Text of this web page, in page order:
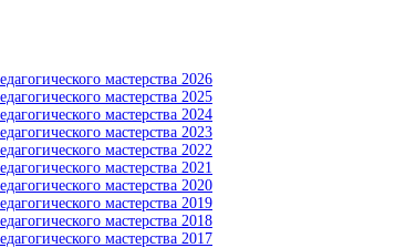
мастерства 2026
мастерства 2025
мастерства 2024
мастерства 2023
мастерства 2022
мастерства 2021
мастерства 2020
мастерства 2019
мастерства 2018
мастерства 2017